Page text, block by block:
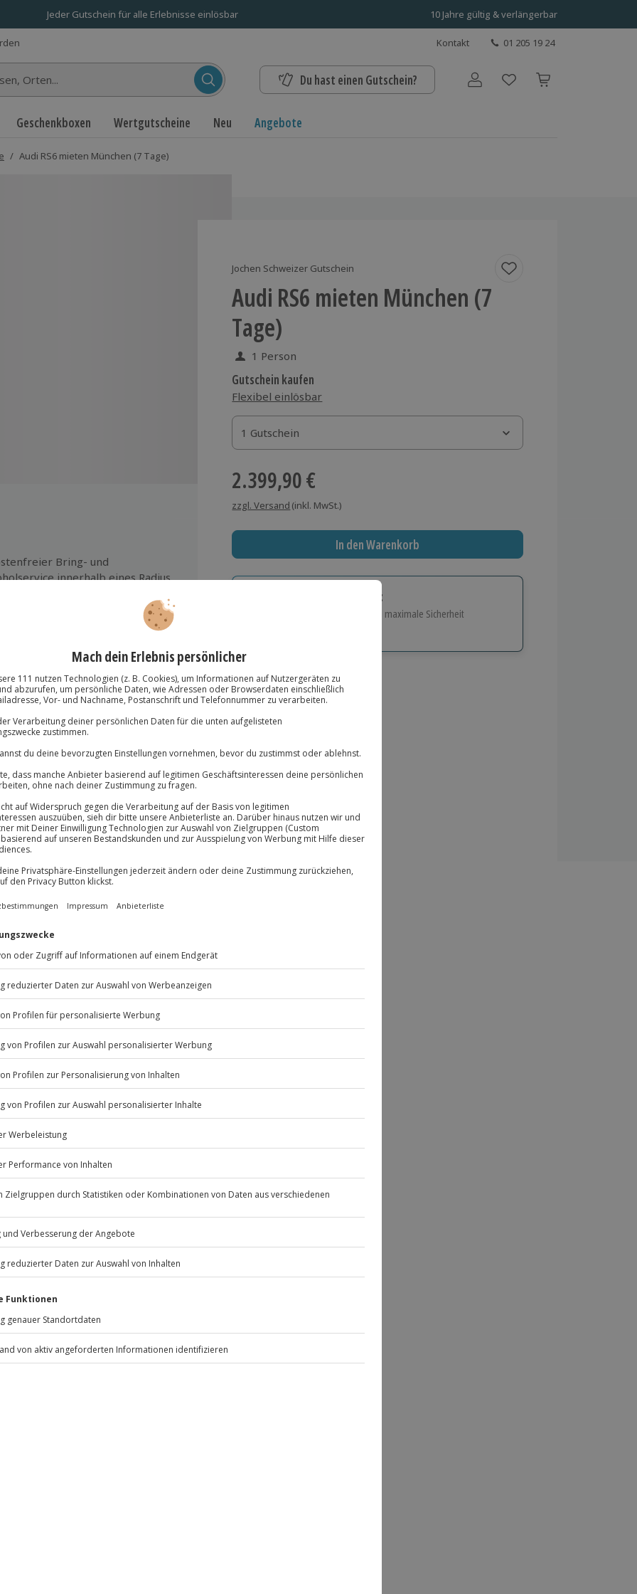
Jeder Gutschein für alle Erlebnisse einlösbar 10 Jahre gültig & verlängerbar
Kontakt 01 205 19 24
Du hast einen Gutschein? Benutzerkonto
Geschenkboxen Wertgutscheine Neu Angebote
/ Audi RS6 mieten München (7 Tage)
Jochen Schweizer Gutschein
Audi RS6 mieten München (7
Tage)
1 Person
Gutschein kaufen
Flexibel einlösbar
1 Gutschein
1 Gutschein
1 Gutschein
2.399,90 €
zzgl. Versand (inkl. MwSt.)
In den Warenkorb
Immer das richtige Geschenk:
Große Auswahl, volle Flexibilität und maximale Sicherheit
Volle Flexibilität
Jeder Gutschein für alle Erlebnisse einlösbar.
10 Jahre gültig & verlängerbar.
Bring- und
innerhalb eines Radius
für Österreich und die Schweiz
des Fahrzeugs
– genau das erwartet dich bei
fährst den atemberaubenden
Antrieb und bis zu 305
Dynamik auf kurvigen
ersten Start spürst du, wie
stecken. Adaptive
für Präzision, während
Soundsystem
Audi RS6 mieten möchtest in
Auszeit auf dich – dein
Beeinträchtigungen
Fahrtauglichkeit sind
für Personen mit
sichere Fahren
in Besitz)
per EC-Karte, Kreditkarte
wird das Erlebnis
© OpenStreetMaps
Jochen SchweizerGmbH
Mühldorfstraße 8
außer an bundesweiten